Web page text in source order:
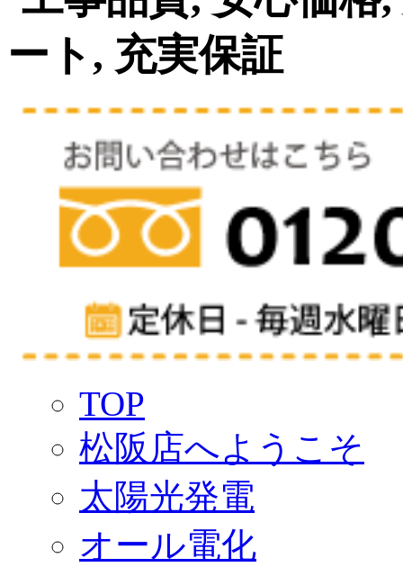
TOP
松阪店へようこそ
太陽光発電
オール電化